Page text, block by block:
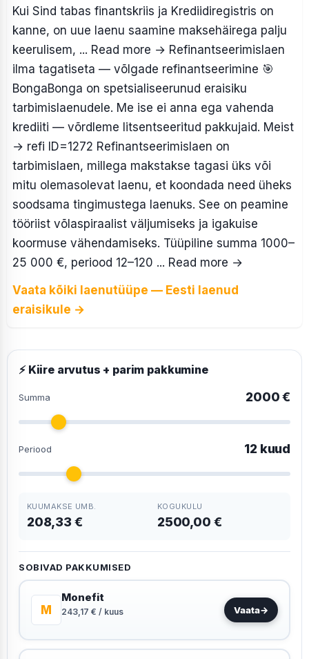
Kui Sind tabas finantskriis ja Krediidiregistris on
kanne, on uue laenu saamine maksehäirega palju
keerulisem, ... Read more → Refinantseerimislaen
ilma tagatiseta — võlgade refinantseerimine 🎯
BongaBonga on spetsialiseerunud eraisiku
tarbimislaenudele. Me ise ei anna ega vahenda
krediiti — võrdleme litsentseeritud pakkujaid. Meist
→ refi ID=1272 Refinantseerimislaen on
tarbimislaen, millega makstakse tagasi üks või
mitu olemasolevat laenu, et koondada need üheks
soodsama tingimustega laenuks. See on peamine
tööriist võlaspiraalist väljumiseks ja igakuise
koormuse vähendamiseks. Tüüpiline summa 1000–
25 000 €, periood 12–120 ... Read more →
Vaata kõiki laenutüüpe — Eesti laenud
eraisikule →
⚡ Kiire arvutus + parim pakkumine
Summa 2000 €
Periood 12 kuud
KUUMAKSE UMB.
208,33 €
KOGUKULU
2500,00 €
SOBIVAD PAKKUMISED
M
Monefit
243,17 € / kuus Vaata→